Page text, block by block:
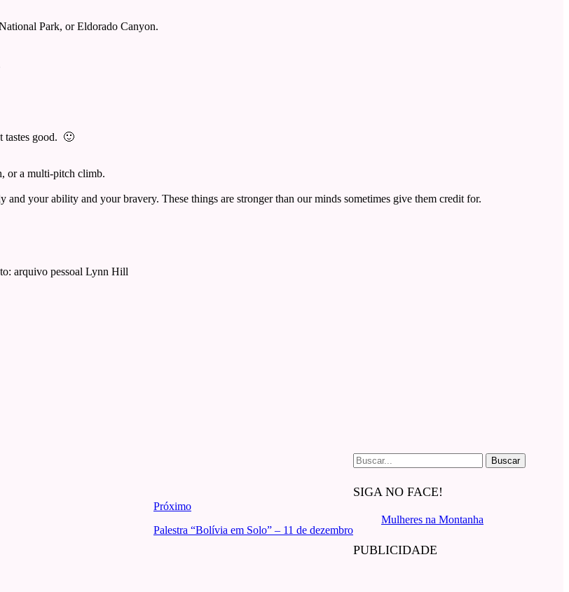
Park, or Eldorado Canyon.
tastes good. 🙂
or a multi-pitch climb.
your ability and your bravery. These things are stronger than our minds sometimes give them credit for.
arquivo pessoal Lynn Hill
Buscar
por:
SIGA NO FACE!
Mulheres na Montanha
PUBLICIDADE
Próximo
Palestra “Bolívia em Solo” – 11 de dezembro